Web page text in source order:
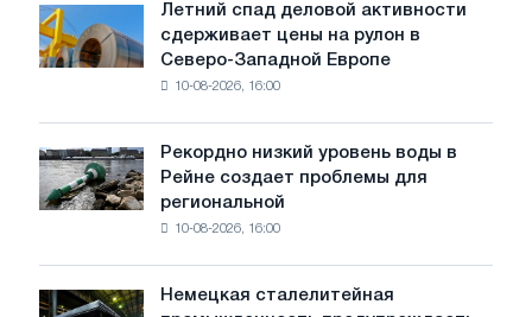
Летний
спад
деловой
на
рулон
в
Западной
Европе
Летний спад деловой активности
сдерживает цены на рулон в
Северо-Западной Европе
10-08-2026, 16:00
Рекордно
низкий
уровень
создает
Рекордно низкий уровень воды в
Рейне создает проблемы для
региональной
10-08-2026, 16:00
Немецкая
Немецкая сталелитейная